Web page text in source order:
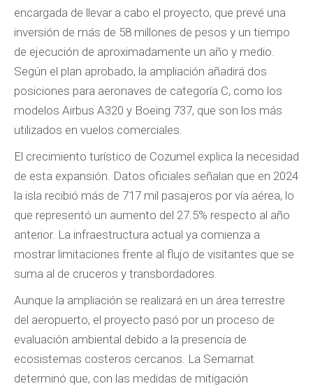
encargada de llevar a cabo el proyecto, que prevé una
inversión de más de 58 millones de pesos y un tiempo
de ejecución de aproximadamente un año y medio.
Según el plan aprobado, la ampliación añadirá dos
posiciones para aeronaves de categoría C, como los
modelos Airbus A320 y Boeing 737, que son los más
utilizados en vuelos comerciales.
El crecimiento turístico de Cozumel explica la necesidad
de esta expansión. Datos oficiales señalan que en 2024
la isla recibió más de 717 mil pasajeros por vía aérea, lo
que representó un aumento del 27.5% respecto al año
anterior. La infraestructura actual ya comienza a
mostrar limitaciones frente al flujo de visitantes que se
suma al de cruceros y transbordadores.
Aunque la ampliación se realizará en un área terrestre
del aeropuerto, el proyecto pasó por un proceso de
evaluación ambiental debido a la presencia de
ecosistemas costeros cercanos. La Semarnat
determinó que, con las medidas de mitigación